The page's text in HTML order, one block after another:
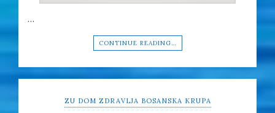
…
CONTINUE READING…
ZU DOM ZDRAVLJA BOSANSKA KRUPA